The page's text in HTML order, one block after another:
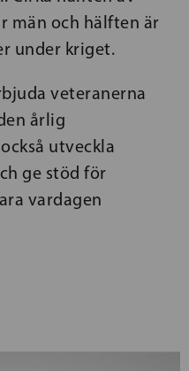
män och hälften är
under kriget.
veteranerna
årlig
utveckla
ge stöd för
vardagen